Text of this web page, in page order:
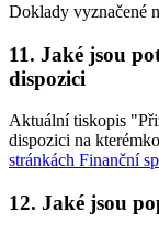
Doklady vyznačené
11. Jaké jsou
dispozici
Aktuální tiskopis
dispozici na
stránkách Finanční
12. Jaké jsou